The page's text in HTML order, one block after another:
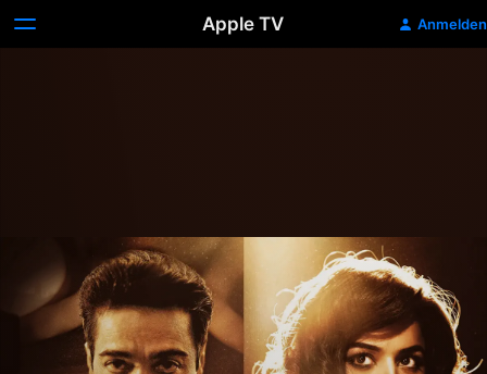
Apple TV Anmelden